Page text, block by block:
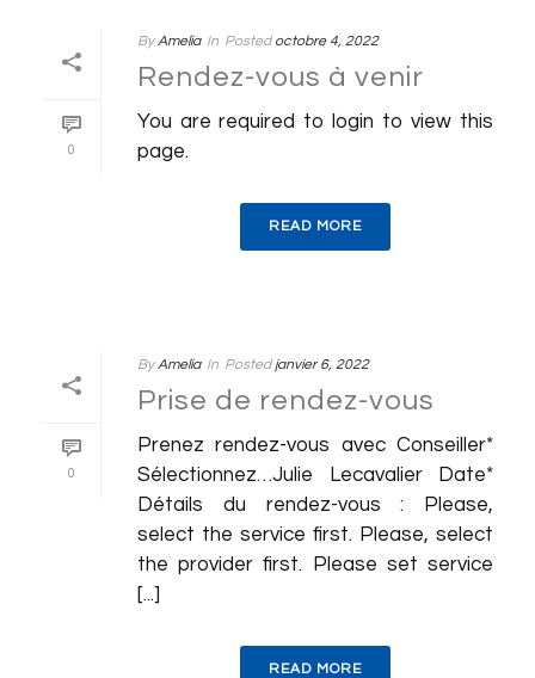
0
By Amelia In Posted octobre 4, 2022
Rendez-vous à venir
You are required to login to view this
page.
READ MORE
0
By Amelia In Posted janvier 6, 2022
Prise de rendez-vous
Prenez rendez-vous avec Conseiller*
Sélectionnez…Julie Lecavalier Date*
Détails du rendez-vous : Please,
select the service first. Please, select
the provider first. Please set service
[...]
READ MORE